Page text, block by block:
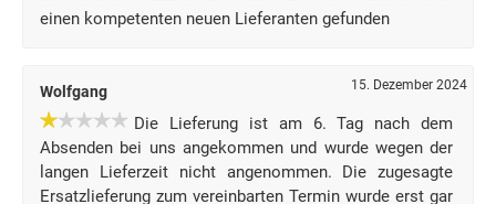
einen kompetenten neuen Lieferanten gefunden
Wolfgang 15. Dezember 2024
Die Lieferung ist am 6. Tag nach dem
Absenden bei uns angekommen und wurde wegen der
langen Lieferzeit nicht angenommen. Die zugesagte
Ersatzlieferung zum vereinbarten Termin wurde erst gar